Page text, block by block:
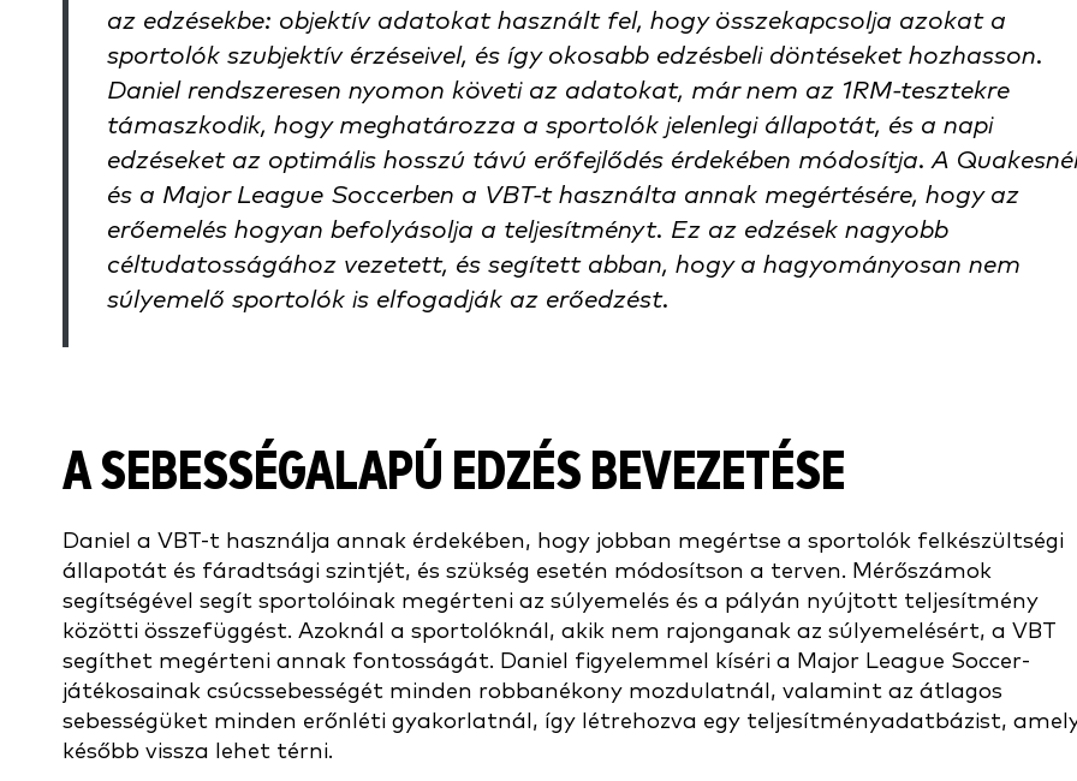
az edzésekbe: objektív adatokat használt fel, hogy összekapcsolja azokat a
sportolók szubjektív érzéseivel, és így okosabb edzésbeli döntéseket hozhasson.
Daniel rendszeresen nyomon követi az adatokat, már nem az 1RM-tesztekre
támaszkodik, hogy meghatározza a sportolók jelenlegi állapotát, és a napi
edzéseket az optimális hosszú távú erőfejlődés érdekében módosítja. A
és a Major League Soccerben a VBT-t használta annak megértésére, hogy az
erőemelés hogyan befolyásolja a teljesítményt. Ez az edzések nagyobb
céltudatosságához vezetett, és segített abban, hogy a hagyományosan nem
súlyemelő sportolók is elfogadják az erőedzést.
A SEBESSÉGALAPÚ EDZÉS BEVEZETÉSE
Daniel a VBT-t használja annak érdekében, hogy jobban megértse a sportolók felkészültségi
állapotát és fáradtsági szintjét, és szükség esetén módosítson a terven. Mérőszámok
segítségével segít sportolóinak megérteni az súlyemelés és a pályán nyújtott teljesítmény
közötti összefüggést. Azoknál a sportolóknál, akik nem rajonganak az súlyemelésért, a VBT
segíthet megérteni annak fontosságát. Daniel figyelemmel kíséri a Major League Soccer-
játékosainak csúcssebességét minden robbanékony mozdulatnál, valamint az átlagos
sebességüket minden erőnléti gyakorlatnál, így létrehozva egy teljesítményadatbázist,
később vissza lehet térni.